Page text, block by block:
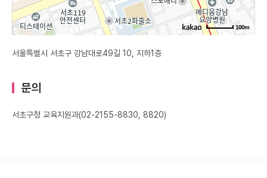
100m
서울특별시 서초구 강남대로49길 10, 지하1층
문의
서초구청 교육지원과(02-2155-8830, 8820)